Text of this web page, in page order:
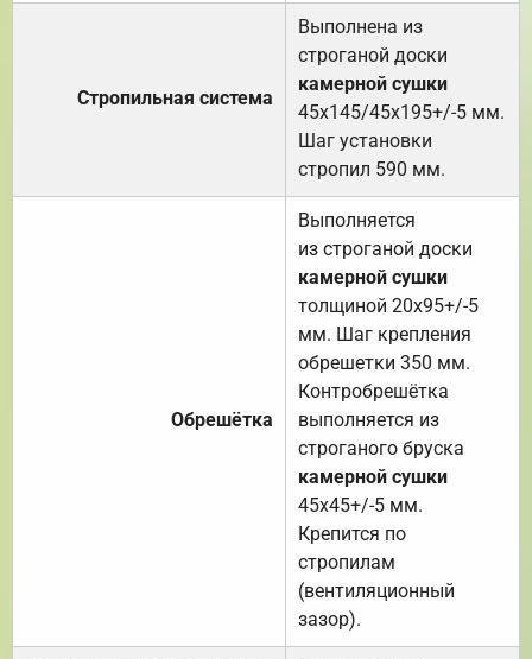
Стропильная система
Выполнена из
строганой доски
камерной сушки
45х145/45х195+/-5 мм.
Шаг установки
стропил 590 мм.
Обрешётка
Выполняется
из строганой доски
камерной сушки
толщиной 20х95+/-5
мм. Шаг крепления
обрешетки 350 мм.
Контробрешётка
выполняется из
строганого бруска
камерной сушки
45х45+/-5 мм.
Крепится по
стропилам
(вентиляционный
зазор).